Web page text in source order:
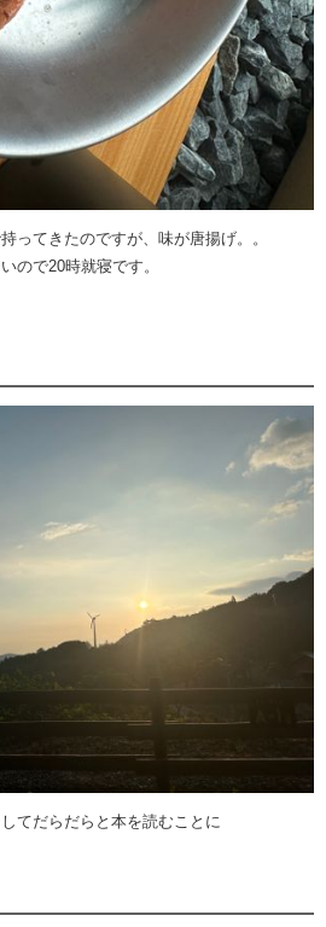
ってきたのですが、味が唐揚げ。。
ので20時就寝です。
てだらだらと本を読むことに